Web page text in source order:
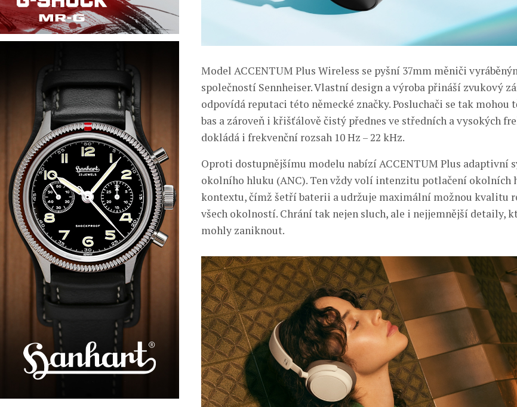
Model ACCENTUM Plus Wireless se pyšní 37mm měniči
společností Sennheiser. Vlastní design a výroba přináší zvukový
odpovídá reputaci této německé značky. Posluchači se tak mohou
bas a zároveň i křišťálově čistý přednes ve středních a vysokých
dokládá i frekvenční rozsah 10 Hz – 22 kHz.
Oproti dostupnějšímu modelu nabízí ACCENTUM Plus adaptivní
okolního hluku (ANC). Ten vždy volí intenzitu potlačení okolních
kontextu, čímž šetří baterii a udržuje maximální možnou kvalitu
všech okolností. Chrání tak nejen sluch, ale i nejjemnější detaily,
mohly zaniknout.